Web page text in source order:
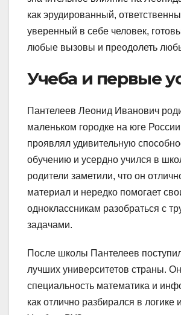
как эрудированный,
уверенный в себе человек,
любые вызовы и преодолеть
Учеба и первые
Пантелеев Леонид Иванович
маленьком городке на юге
проявлял удивительную
обучению и усердно учился в
родители заметили, что он
материал и нередко помогает
одноклассникам разобраться с
задачами.
После школы Пантелеев
лучших университетов страны.
специальность математика и
как отлично разбирался в логике